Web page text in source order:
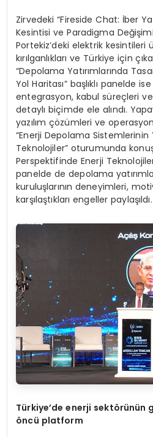
Zirvedeki “Fireside Chat: İber
Kesintisi ve Paradigma
Portekiz’deki elektrik kesintileri
kırılganlıkları ve Türkiye için
“Depolama Yatırımlarında
Yol Haritası” başlıklı panelde
entegrasyon, kabul süreçleri
detaylı biçimde ele alındı.
yazılım çözümleri ve
“Enerji Depolama
Teknolojiler” oturumunda
Perspektifinde Enerji
panelde de depolama
kuruluşlarının deneyimleri,
karşılaştıkları engeller paylaşıldı.
Türkiye’de enerji sektörünün
öncü platform